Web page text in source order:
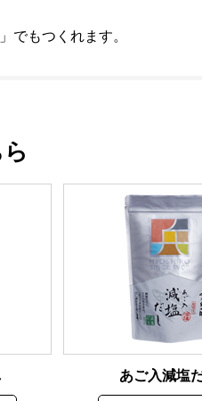
でもつくれます。
あご入減塩